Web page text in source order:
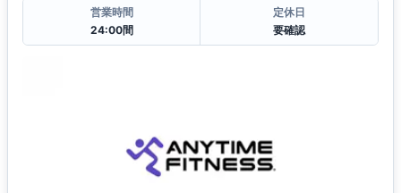
営業時間
24:00間
定休日
要確認